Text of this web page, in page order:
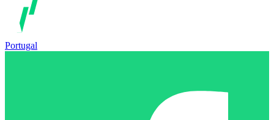
Portugal